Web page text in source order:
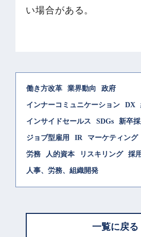
い場合がある。
働き方改革 業界動向 政府
インナーコミュニケーション DX
インサイドセールス SDGs 新卒採
ジョブ型雇用 IR マーケティング
労務 人的資本 リスキリング 採用
人事、労務、組織開発
一覧に戻る